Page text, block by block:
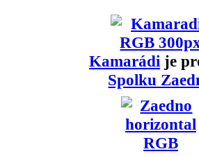
Kamarádi je
Spolku